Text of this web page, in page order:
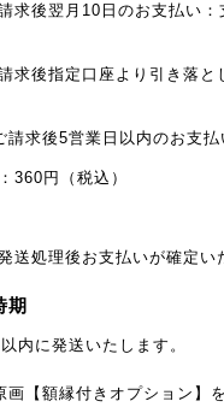
求後翌月10日のお支払い：
求後指定口座より引き落と
請求後5営業日以内のお支払
360円（税込）
送処理後お支払いが確定い
期
内に発送いたします。
【額縁付きオプション】